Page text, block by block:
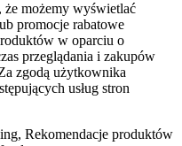
że możemy wyświetlać
promocje rabatowe
w oparciu o
przeglądania i zakupów
zgodą użytkownika
usług stron
Rekomendacje produktów